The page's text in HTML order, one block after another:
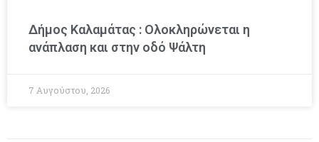
Δήμος Καλαμάτας : Ολοκληρώνεται η
ανάπλαση και στην οδό Ψάλτη
7 Αυγούστου, 2026